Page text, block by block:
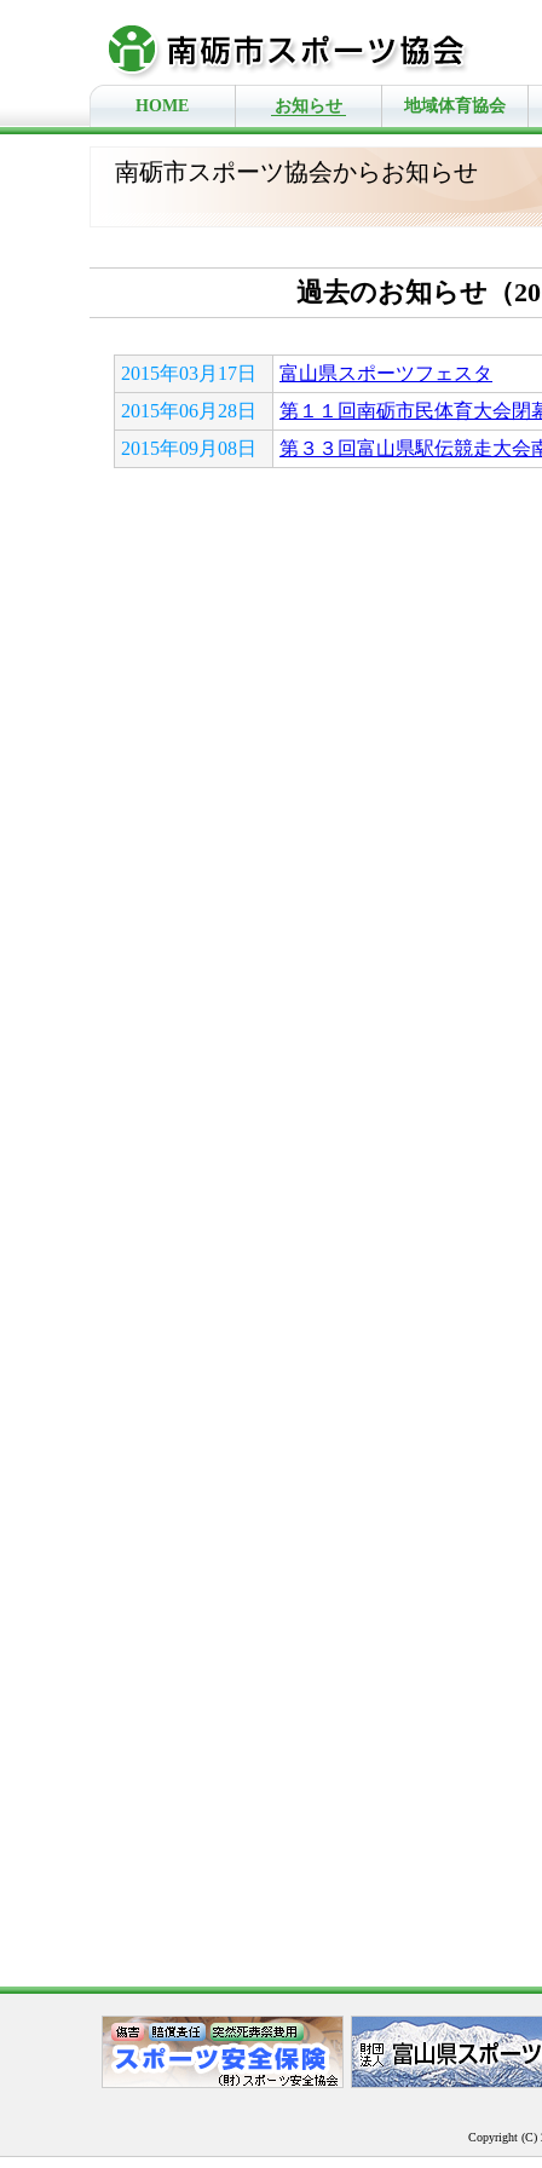
HOME お知らせ 地域体育協会
南砺市スポーツ協会からお知らせ
過去のお知らせ（
2015年03月17日
富山県スポーツフェスタ
2015年06月28日
第１１回南砺市民体育大会閉
2015年09月08日
第３３回富山県駅伝競走大会
Copyright (C)